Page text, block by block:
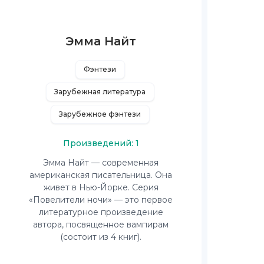
Эмма Найт
Фэнтези
Зарубежная литература
Зарубежное фэнтези
Произведений: 1
Эмма Найт — современная
американская писательница. Она
живет в Нью-Йорке. Серия
«Повелители ночи» — это первое
литературное произведение
автора, посвященное вампирам
(состоит из 4 книг).